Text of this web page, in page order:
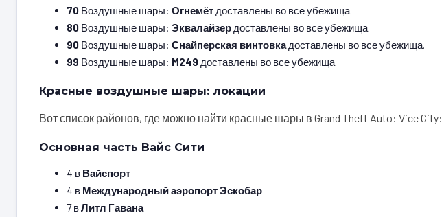
70 Воздушные шары: Огнемёт доставлены во все убежища.
80 Воздушные шары: Эквалайзер доставлены во все убежища.
90 Воздушные шары: Снайперская винтовкадоставлены во все убежища.
99 Воздушные шары: M249 доставлены во все убежища.
Красные воздушные шары: локации
Вот список районов, где можно найти красные шары в Grand Theft Auto: Vice City:
Основная часть Вайс Сити
4 в Вайспорт
4 в Международный аэропорт Эскобар
7 вЛитл Гавана